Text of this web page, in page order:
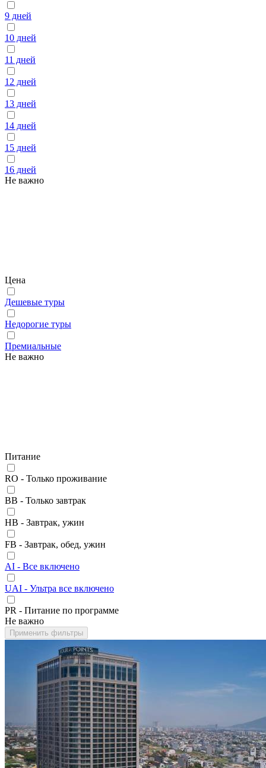
9 дней
10 дней
11 дней
12 дней
13 дней
14 дней
15 дней
16 дней
Не важно
Цена
Дешевые туры
Недорогие туры
Премиальные
Не важно
Питание
RO - Только проживание
BB - Только завтрак
HB - Завтрак, ужин
FB - Завтрак, обед, ужин
AI - Все включено
UAI - Ультра все включено
PR - Питание по программе
Не важно
Применить фильтры